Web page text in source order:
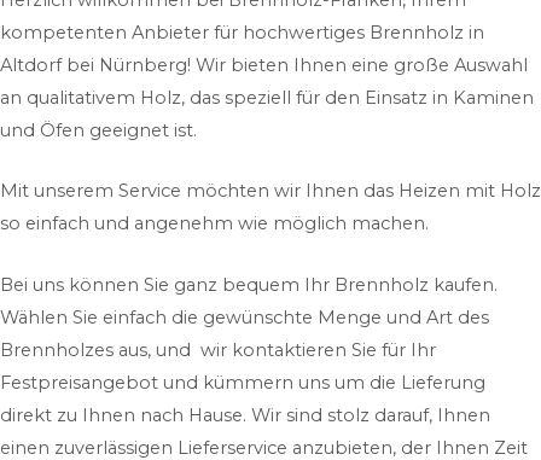
kompetenten Anbieter für hochwertiges Brennholz in
Altdorf bei Nürnberg! Wir bieten Ihnen eine große Auswahl
an qualitativem Holz, das speziell für den Einsatz in Kaminen
und Öfen geeignet ist.
Mit unserem Service möchten wir Ihnen das Heizen mit Holz
so einfach und angenehm wie möglich machen.
Bei uns können Sie ganz bequem Ihr Brennholz kaufen.
Wählen Sie einfach die gewünschte Menge und Art des
Brennholzes aus, und wir kontaktieren Sie für Ihr
Festpreisangebot und kümmern uns um die Lieferung
direkt zu Ihnen nach Hause. Wir sind stolz darauf, Ihnen
einen zuverlässigen Lieferservice anzubieten, der Ihnen Zeit